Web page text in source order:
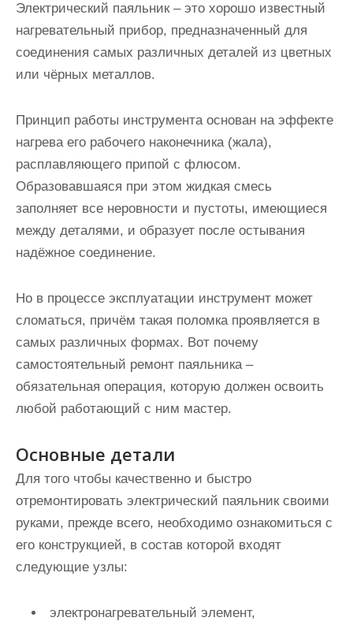
Электрический паяльник – это хорошо известный
нагревательный прибор, предназначенный для
соединения самых различных деталей из цветных
или чёрных металлов.
Принцип работы инструмента основан на эффекте
нагрева его рабочего наконечника (жала),
расплавляющего припой с флюсом.
Образовавшаяся при этом жидкая смесь
заполняет все неровности и пустоты, имеющиеся
между деталями, и образует после остывания
надёжное соединение.
Но в процессе эксплуатации инструмент может
сломаться, причём такая поломка проявляется в
самых различных формах. Вот почему
самостоятельный ремонт паяльника –
обязательная операция, которую должен освоить
любой работающий с ним мастер.
Основные детали
Для того чтобы качественно и быстро
отремонтировать электрический паяльник своими
руками, прежде всего, необходимо ознакомиться с
его конструкцией, в состав которой входят
следующие узлы:
электронагревательный элемент,